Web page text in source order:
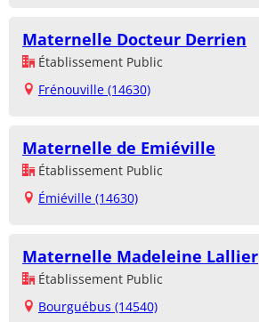
Maternelle Docteur Derrien
Établissement Public
Frénouville (14630)
Maternelle de Emiéville
Établissement Public
Émiéville (14630)
Maternelle Madeleine Lallier
Établissement Public
Bourguébus (14540)